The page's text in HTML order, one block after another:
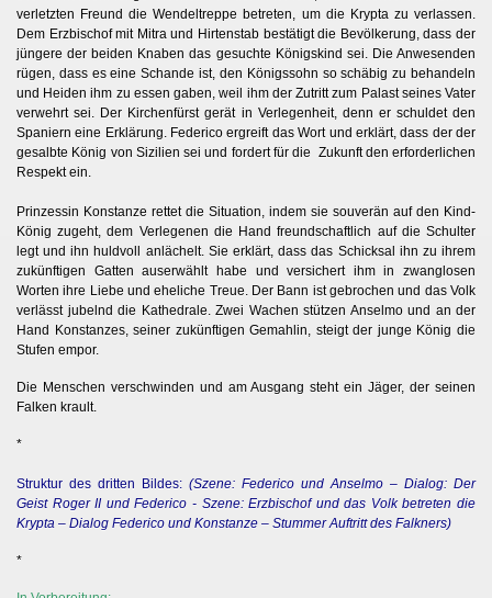
verletzten Freund die Wendeltreppe betreten, um die Krypta zu verlassen.
Dem Erzbischof mit Mitra und Hirtenstab bestätigt die Bevölkerung, dass der
jüngere der beiden Knaben das gesuchte Königskind sei. Die Anwesenden
rügen, dass es eine Schande ist, den Königssohn so schäbig zu behandeln
und Heiden ihm zu essen gaben, weil ihm der Zutritt zum Palast seines Vater
verwehrt sei. Der Kirchenfürst gerät in Verlegenheit, denn er schuldet den
Spaniern eine Erklärung. Federico ergreift das Wort und erklärt, dass der der
gesalbte König von Sizilien sei und fordert für die Zukunft den erforderlichen
Respekt ein.
Prinzessin Konstanze rettet die Situation, indem sie souverän auf den Kind-
König zugeht, dem Verlegenen die Hand freundschaftlich auf die Schulter
legt und ihn huldvoll anlächelt. Sie erklärt, dass das Schicksal ihn zu ihrem
zukünftigen Gatten auserwählt habe und versichert ihm in zwanglosen
Worten ihre Liebe und eheliche Treue. Der Bann ist gebrochen und das Volk
verlässt jubelnd die Kathedrale. Zwei Wachen stützen Anselmo und an der
Hand Konstanzes, seiner zukünftigen Gemahlin, steigt der junge König die
Stufen empor.
Die Menschen verschwinden und am Ausgang steht ein Jäger, der seinen
Falken krault.
*
Struktur des dritten Bildes: (Szene: Federico und Anselmo – Dialog: Der
Geist Roger II und Federico - Szene: Erzbischof und das Volk betreten die
Krypta – Dialog Federico und Konstanze – Stummer Auftritt des Falkners)
*